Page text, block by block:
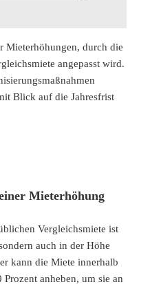
Mieterhöhungen, durch die
angepasst wird.
Blick auf die Jahresfrist
Mieterhöhung
Vergleichsmiete ist
auch in der Höhe
kann die Miete innerhalb
anheben, um sie an